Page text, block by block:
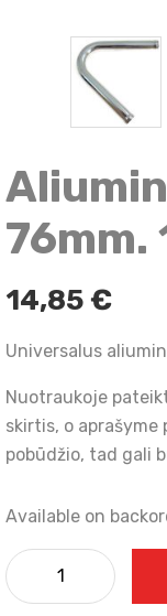
76mm.
14,85€
Universalus
Nuotraukoje
skirtis, o
pobūdžio, tad gali
Available on